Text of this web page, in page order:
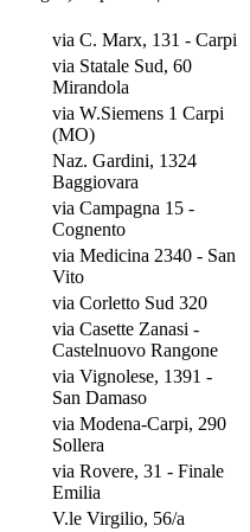
via C. Marx, 131 - Carpi
via Statale Sud, 60
Mirandola
via W.Siemens 1 Carpi
(MO)
Naz. Gardini, 1324
Baggiovara
via Campagna 15 -
Cognento
via Medicina 2340 - San
Vito
via Corletto Sud 320
via Casette Zanasi -
Castelnuovo Rangone
via Vignolese, 1391 -
San Damaso
via Modena-Carpi, 290
Sollera
via Rovere, 31 - Finale
Emilia
V.le Virgilio, 56/a